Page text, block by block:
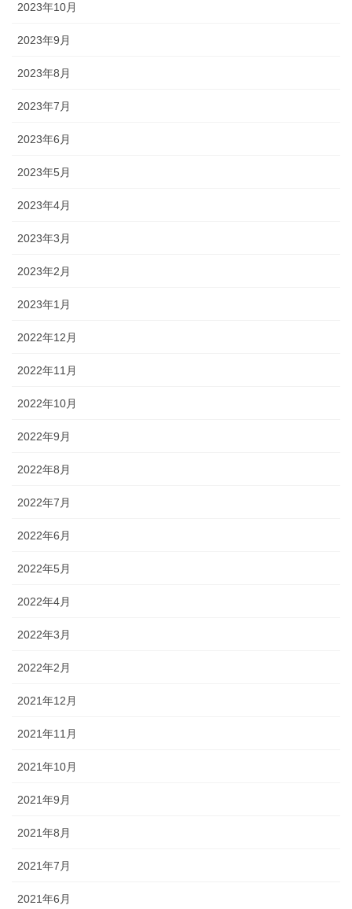
2023年10月
2023年9月
2023年8月
2023年7月
2023年6月
2023年5月
2023年4月
2023年3月
2023年2月
2023年1月
2022年12月
2022年11月
2022年10月
2022年9月
2022年8月
2022年7月
2022年6月
2022年5月
2022年4月
2022年3月
2022年2月
2021年12月
2021年11月
2021年10月
2021年9月
2021年8月
2021年7月
2021年6月